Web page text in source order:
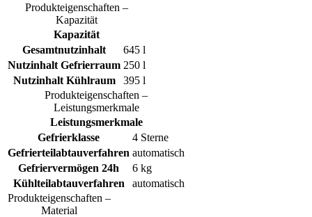
Produkteigenschaften –
Kapazität
Kapazität
Gesamtnutzinhalt
645 l
Nutzinhalt Gefrierraum 250 l
Nutzinhalt Kühlraum
395 l
Produkteigenschaften –
Leistungsmerkmale
Leistungsmerkmale
Gefrierklasse
4 Sterne
Gefrierteilabtauverfahren automatisch
Gefriervermögen 24h
6 kg
Kühlteilabtauverfahren
automatisch
Produkteigenschaften –
Material